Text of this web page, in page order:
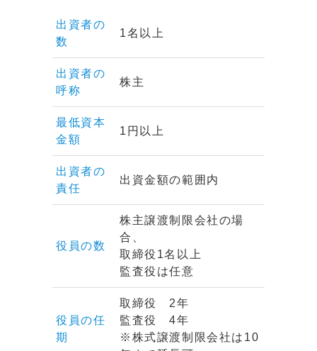
出資者の
数
1名以上
出資者の
呼称
株主
最低資本
金額
1円以上
出資者の
責任
出資金額の範囲内
役員の数
株主譲渡制限会社の場
合、
取締役1名以上
監査役は任意
役員の任
期
取締役 2年
監査役 4年
※株式譲渡制限会社は10